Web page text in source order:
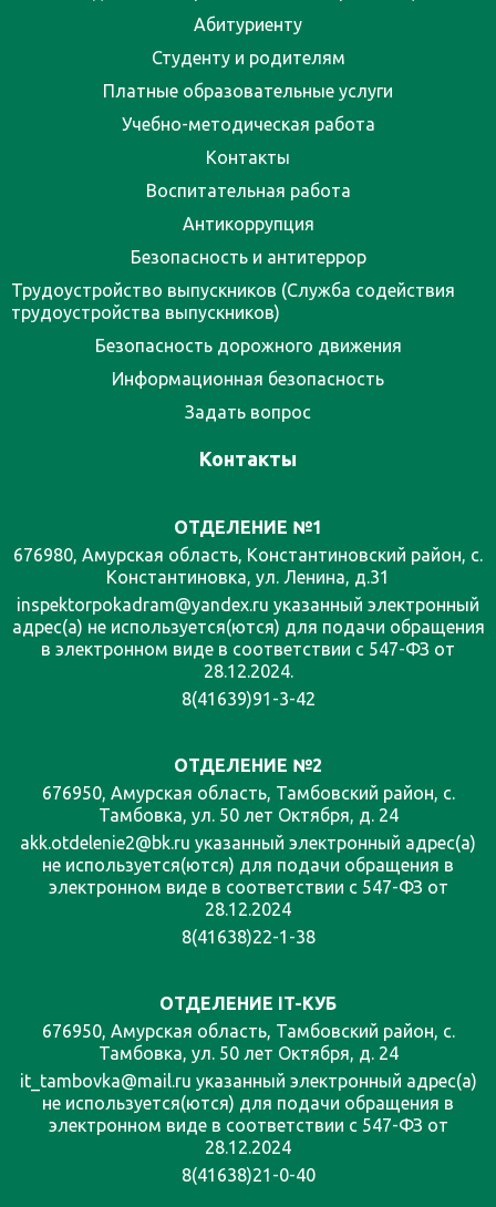
Абитуриенту
Студенту и родителям
Платные образовательные услуги
Учебно-методическая работа
Контакты
Воспитательная работа
Антикоррупция
Безопасность и антитеррор
Трудоустройство выпускников (Служба содействия
трудоустройства выпускников)
Безопасность дорожного движения
Информационная безопасность
Задать вопрос
Контакты
ОТДЕЛЕНИЕ №1
676980, Амурская область, Константиновский район, с.
Константиновка, ул. Ленина, д.31
inspektorpokadram@yandex.ru указанный электронный
адрес(а) не используется(ются) для подачи обращения
в электронном виде в соответствии с 547-ФЗ от
28.12.2024.
8(41639)91-3-42
ОТДЕЛЕНИЕ №2
676950, Амурская область, Тамбовский район, с.
Тамбовка, ул. 50 лет Октября, д. 24
akk.otdelenie2@bk.ru указанный электронный адрес(а)
не используется(ются) для подачи обращения в
электронном виде в соответствии с 547-ФЗ от
28.12.2024
8(41638)22-1-38
ОТДЕЛЕНИЕ IT-КУБ
676950, Амурская область, Тамбовский район, с.
Тамбовка, ул. 50 лет Октября, д. 24
it_tambovka@mail.ru указанный электронный адрес(а)
не используется(ются) для подачи обращения в
электронном виде в соответствии с 547-ФЗ от
28.12.2024
8(41638)21-0-40